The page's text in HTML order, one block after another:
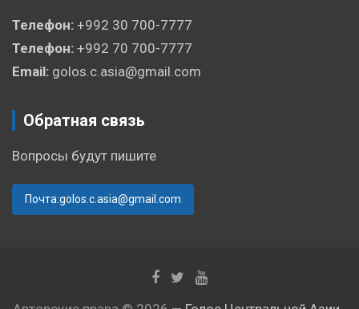
Телефон: +992 30 700-7777
Телефон: +992 70 700-7777
Email: golos.c.asia@gmail.com
Обратная связь
Вопросы будут пишите
Почта:golos.c.asia@gmail.com